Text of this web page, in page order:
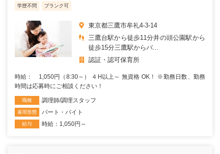
学歴不問 ブランク可
東京都三鷹市牟礼4-3-14
三鷹台駅から徒歩11分井の頭公園駅から
徒歩15分三鷹駅からバ...
認証・認可保育所
時給： 1,050円（8:30～） ４H以上～ 無資格 OK！ ※勤務日数、勤務
時間は応募時にご相談ください！
職種 調理師/調理スタッフ
雇用形態 パート・バイト
給与 時給：1,050円～